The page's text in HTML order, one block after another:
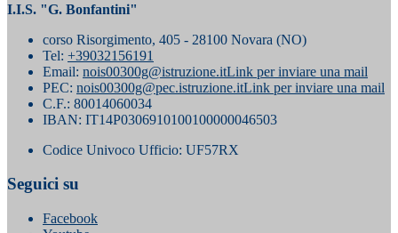
I.I.S. "G. Bonfantini"
corso Risorgimento, 405 - 28100 Novara (NO)
Tel: +39032156191
Email: nois00300g@istruzione.itLink per inviare una mail
PEC: nois00300g@pec.istruzione.itLink per inviare una mail
C.F.: 80014060034
IBAN: IT14P0306910100100000046503
Codice Univoco Ufficio: UF57RX
Seguici su
Facebook